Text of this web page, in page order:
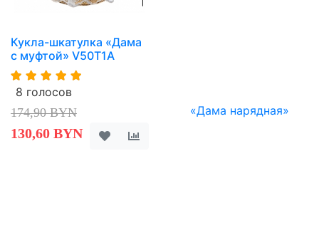
Кукла-шкатулка «Дама
с муфтой» V50T1A
8 голосов
174,90 BYN
130,60 BYN